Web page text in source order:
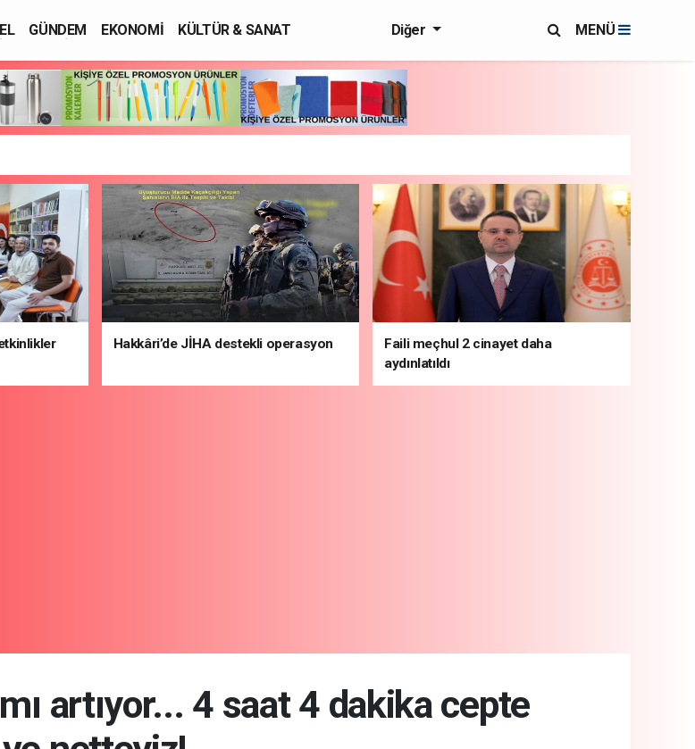
GÜNDEM EKONOMİ
KÜLTÜR & SANAT
Diğer MENÜ
Hakkâri’de JİHA destekli operasyon
Faili meçhul 2 cinayet daha
aydınlatıldı
artıyor... 4 saat 4 dakika cepte